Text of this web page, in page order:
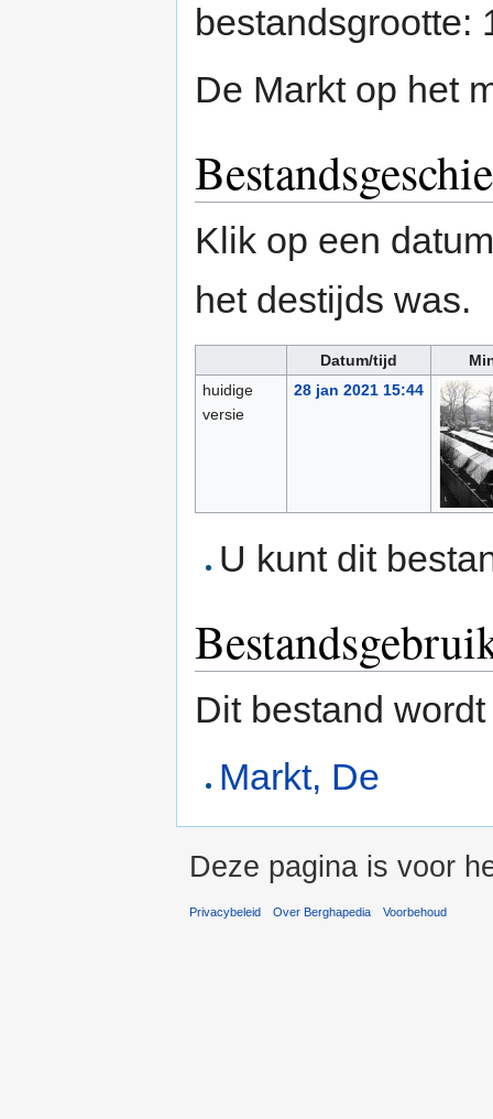
bestandsgrootte:
De Markt op het
Klik op een
het destijds was.
Datum/tijd
huidige
versie
28 jan 2021 15:44
U kunt dit
Dit bestand
Markt, De
Deze pagina is voor
Privacybeleid Over Berghapedia Voorbehoud